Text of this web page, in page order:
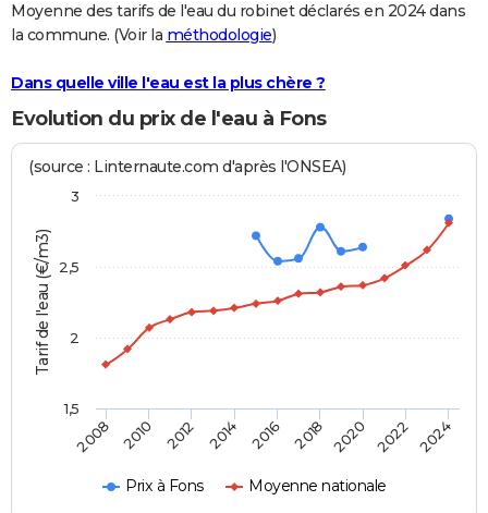
FORUM
Moyenne des tarifs de l'eau du robinet déclarés en 2024 dans
la commune. (Voir la méthodologie)
Dans quelle ville l'eau est la plus chère ?
Evolution du prix de l'eau à Fons
Tarif de l'eau (€/m3)
(source : Linternaute.com d'après l'ONSEA)
Prix à Fons Moyenne nationale
2008 2010 2012 2014 2016 2018 2020 2022 2024
2
2,5
3
1,5